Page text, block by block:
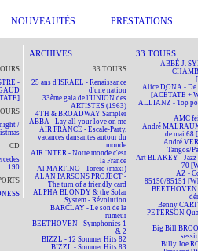
NOUVEAUTÉS PRESTATIONS
-
/
CD
190
ARCHIVES
33 TOURS
25 ans d'ISRAËL - Renaissance
d'une nation
33ème gala de l'UNION des
ARTISTES (1963)
4TH & BROADWAY Sampler
ABBA - Lay all your love on me
AIR FRANCE - Escale-Party,
vacances dansantes autour du
monde
AIR INTER - Notre monde c'est
la France
Al MARTINO - Torero (maxi)
ALAN PARSONS PROJECT -
The turn of a friendly card
ALPHA BLONDY & the Solar
System - Révolution
BARCLAY - Le son de la
rumeur
BEETHOVEN - Symphonies 1
& 2
BIZZL - 12 Sommer Hits 82
BIZZL - Sommer Hits 83
33 TOURS
ABBÉ J.
Alice DONA - De
[ACÉTATE +
ALLIANZ - Top
AMC
André
de mai 68
André
Tangos/
Art BLAKEY - Jazz
70
AZ -
85150/85151
BEETHOVEN
Benny
PETERSON
Big Bill
Billy Joe